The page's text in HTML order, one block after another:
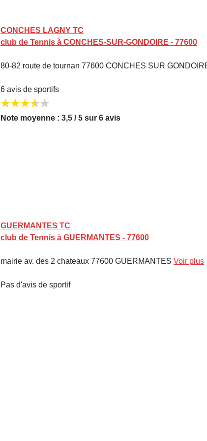
CONCHES LAGNY TC
club de Tennis à CONCHES-SUR-GONDOIRE - 77600
80-82 route de tournan 77600 CONCHES SUR
6 avis de sportifs
Note moyenne : 3,5 / 5 sur 6 avis
GUERMANTES TC
club de Tennis à GUERMANTES - 77600
mairie av. des 2 chateaux 77600 GUERMANTES Voir plus
Pas d'avis de sportif